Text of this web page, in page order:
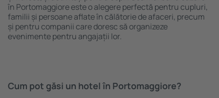
în Portomaggiore este o alegere perfectă pentru cupluri,
familii și persoane aflate în călătorie de afaceri, precum
și pentru companii care doresc să organizeze
evenimente pentru angajații lor.
Cum pot găsi un hotel în Portomaggiore?